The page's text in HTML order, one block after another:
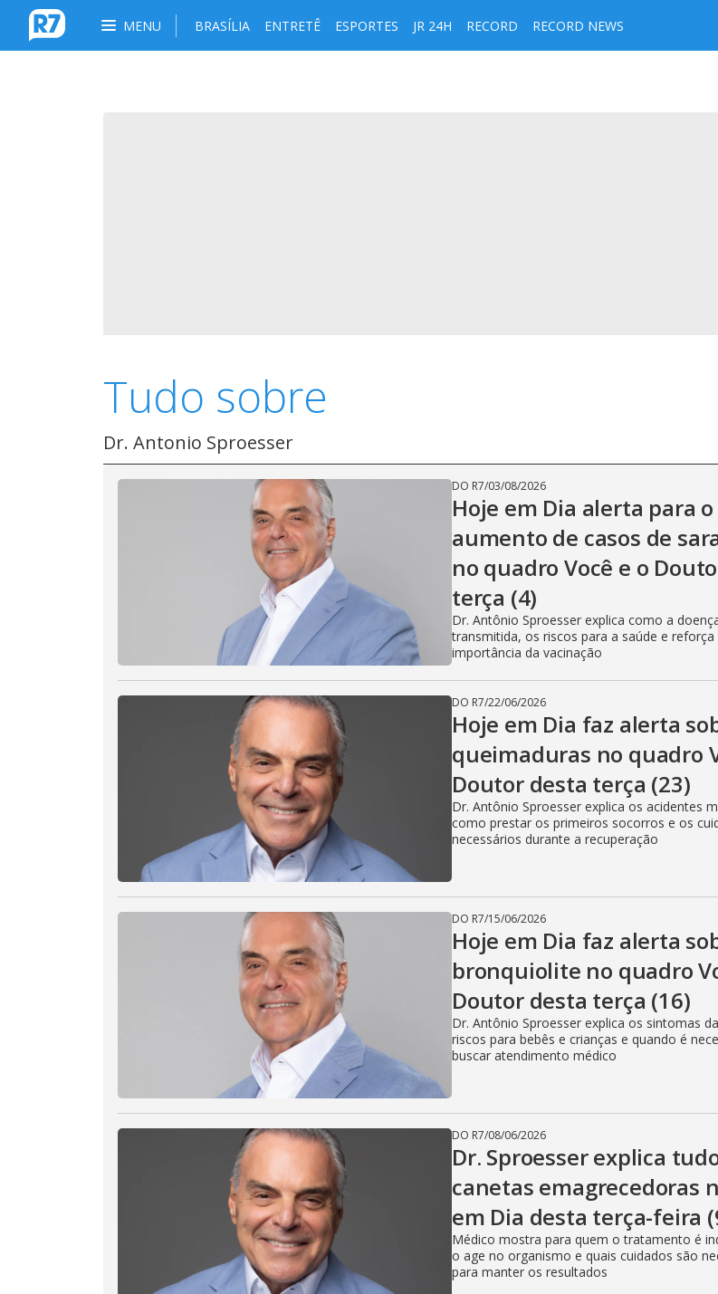
MENU BRASÍLIA ENTRETÊ ESPORTES JR 24H RECORD RECORD NEWS
Tudo sobre
Dr. Antonio Sproesser
DO R7/03/08/2026
Hoje em Dia alerta para o
aumento de casos de
no quadro Você e o
terça (4)
Dr. Antônio Sproesser explica como a
transmitida, os riscos para a saúde e reforça
importância da vacinação
DO R7/22/06/2026
Hoje em Dia faz alerta
queimaduras no quadro
Doutor desta terça (23)
Dr. Antônio Sproesser explica os acidentes
como prestar os primeiros socorros e os
necessários durante a recuperação
DO R7/15/06/2026
Hoje em Dia faz alerta
bronquiolite no quadro
Doutor desta terça (16)
Dr. Antônio Sproesser explica os sintomas
riscos para bebês e crianças e quando é
buscar atendimento médico
DO R7/08/06/2026
Dr. Sproesser explica
canetas emagrecedoras
em Dia desta terça-feira
Médico mostra para quem o tratamento é
o age no organismo e quais cuidados são
para manter os resultados